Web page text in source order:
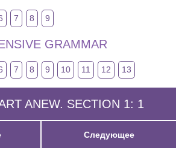
7 8 9
GRAMMAR
7 8 9 10 11 12 13
ANEW. SECTION 1: 1
Следующее